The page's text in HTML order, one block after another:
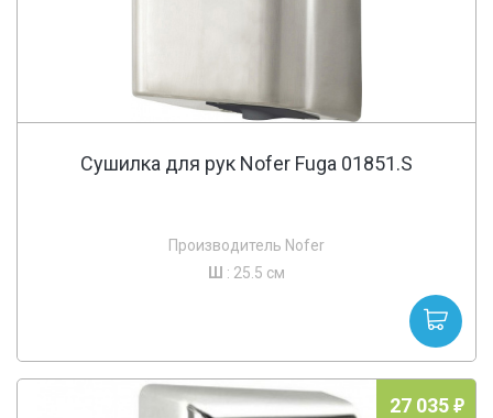
Сушилка для рук Nofer Fuga 01851.S
Производитель Nofer
Ш : 25.5 см
27 035